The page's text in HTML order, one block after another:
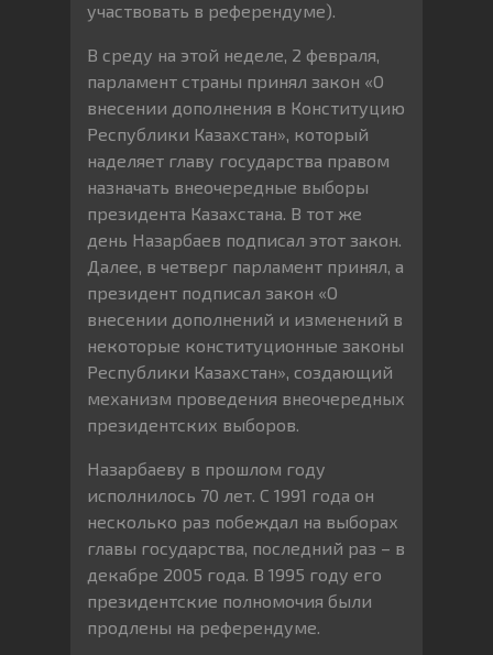
участвовать в референдуме).
В среду на этой неделе, 2 февраля,
парламент страны принял закон «О
внесении дополнения в Конституцию
Республики Казахстан», который
наделяет главу государства правом
назначать внеочередные выборы
президента Казахстана. В тот же
день Назарбаев подписал этот закон.
Далее, в четверг парламент принял, а
президент подписал закон «О
внесении дополнений и изменений в
некоторые конституционные законы
Республики Казахстан», создающий
механизм проведения внеочередных
президентских выборов.
Назарбаеву в прошлом году
исполнилось 70 лет. С 1991 года он
несколько раз побеждал на выборах
главы государства, последний раз – в
декабре 2005 года. В 1995 году его
президентские полномочия были
продлены на референдуме.